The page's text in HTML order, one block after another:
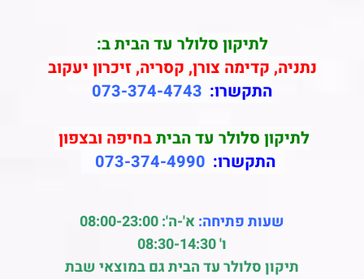
לתיקון סלולר עד הבית ב:
נתניה, קדימה צורן, קסריה, זיכרון יעקוב
התקשרו: 073-374-4743
לתיקון סלולר עד הביתבחיפה ובצפון
התקשרו: 073-374-4990
שעות פתיחה:א'-ה': 08:00-23:00
ו' 08:30-14:30
תיקון סלולר עד הבית גם במוצאי שבת